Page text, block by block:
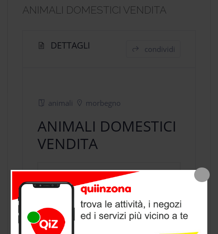
ANIMALI DOMESTICI VENDITA
DETTAGLI condividi
animali morbegno
ANIMALI DOMESTICI
VENDITA
negozio animalia Morbegno,
provincia di Sondrio